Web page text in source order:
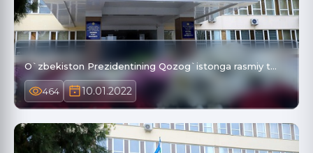
O`zbekiston Prezidentining Qozog`istonga rasmiy t…
464 10.01.2022